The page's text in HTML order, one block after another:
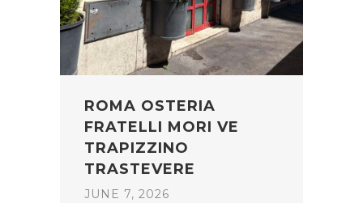
ROMA OSTERIA
FRATELLI MORI VE
TRAPIZZINO
TRASTEVERE
JUNE 7, 2026